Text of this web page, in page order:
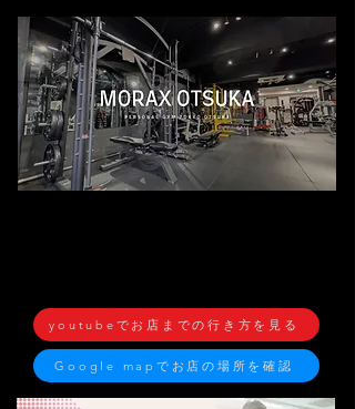
youtubeでお店までの行き方を見る
Google mapでお店の場所を確認